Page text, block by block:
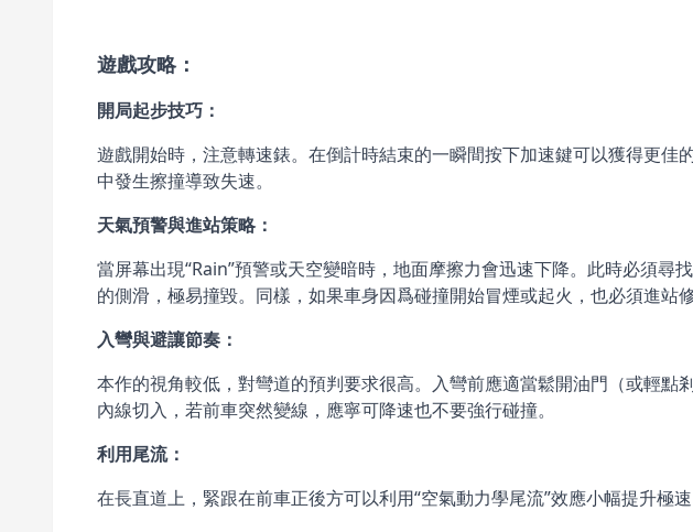
遊戲攻略：
開局起步技巧：
遊戲開始時，注意轉速錶。在倒計時結束的一瞬間按下加速鍵可以獲得更
中發生擦撞導致失速。
天氣預警與進站策略：
當屏幕出現“Rain”預警或天空變暗時，地面摩擦力會迅速下降。此時必須
的側滑，極易撞毀。同樣，如果車身因爲碰撞開始冒煙或起火，也必須進站
入彎與避讓節奏：
本作的視角較低，對彎道的預判要求很高。入彎前應適當鬆開油門（或輕
內線切入，若前車突然變線，應寧可降速也不要強行碰撞。
利用尾流：
在長直道上，緊跟在前車正後方可以利用“空氣動力學尾流”效應小幅提升極